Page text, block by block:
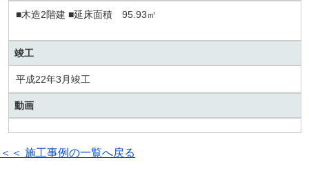
■木造2階建 ■延床面積 95.93㎡
竣工
平成22年3月竣工
動画
＜＜ 施工事例の一覧へ戻る